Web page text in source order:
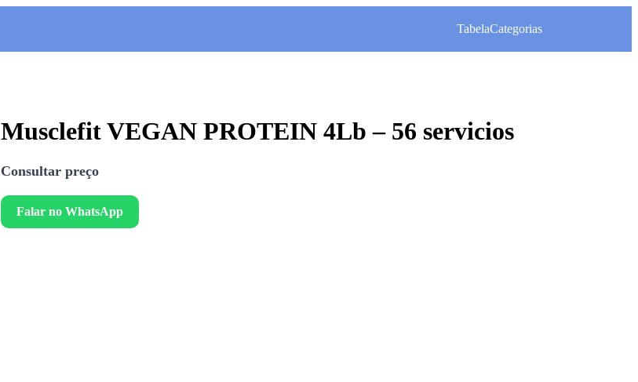
TabelaCategorias
Musclefit VEGAN PROTEIN 4Lb – 56 servicios
Consultar preço
Falar no WhatsApp